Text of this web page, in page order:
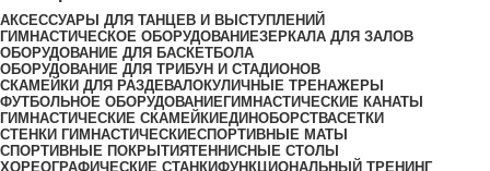
АКСЕССУАРЫ ДЛЯ ТАНЦЕВ И ВЫСТУПЛЕНИЙ
ГИМНАСТИЧЕСКОЕ ОБОРУДОВАНИЕЗЕРКАЛА ДЛЯ ЗАЛОВ
ОБОРУДОВАНИЕ ДЛЯ БАСКЕТБОЛА
ОБОРУДОВАНИЕ ДЛЯ ТРИБУН И СТАДИОНОВ
СКАМЕЙКИ ДЛЯ РАЗДЕВАЛОКУЛИЧНЫЕ ТРЕНАЖЕРЫ
ФУТБОЛЬНОЕ ОБОРУДОВАНИЕГИМНАСТИЧЕСКИЕ КАНАТЫ
ГИМНАСТИЧЕСКИЕ СКАМЕЙКИ ЕДИНОБОРСТВАСЕТКИ
СТЕНКИ ГИМНАСТИЧЕСКИЕСПОРТИВНЫЕ МАТЫ
СПОРТИВНЫЕ ПОКРЫТИЯТЕННИСНЫЕ СТОЛЫ
ХОРЕОГРАФИЧЕСКИЕ СТАНКИФУНКЦИОНАЛЬНЫЙ ТРЕНИНГ